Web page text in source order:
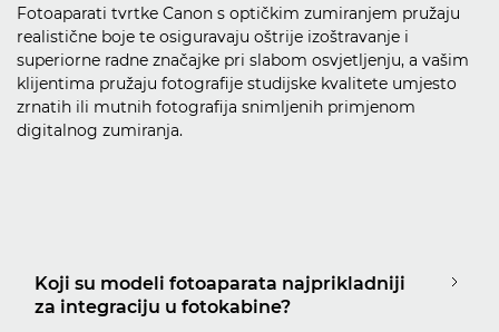
Fotoaparati tvrtke Canon s optičkim zumiranjem pružaju
realistične boje te osiguravaju oštrije izoštravanje i
superiorne radne značajke pri slabom osvjetljenju, a vašim
klijentima pružaju fotografije studijske kvalitete umjesto
zrnatih ili mutnih fotografija snimljenih primjenom
digitalnog zumiranja.
Koji su modeli fotoaparata najprikladniji
za integraciju u fotokabine?